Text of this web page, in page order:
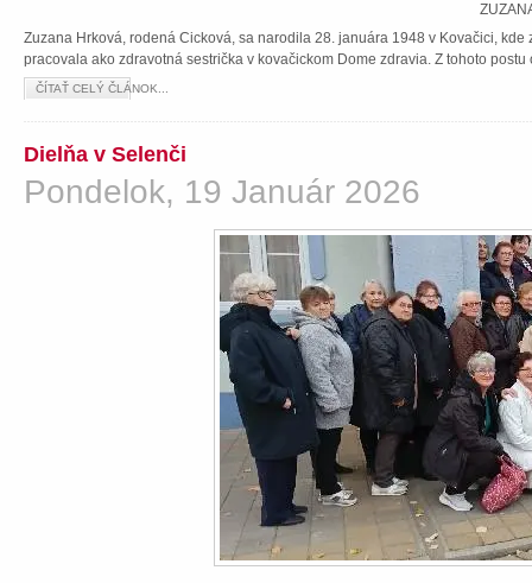
Zuzana Hrková, rodená Cicková, sa narodila 28. januára 1948 v Kovačici,
pracovala ako zdravotná sestrička v kovačickom Dome zdravia. Z tohoto
ČÍTAŤ CELÝ ČLÁNOK...
Dielňa v Selenči
Pondelok, 19 Január 2026